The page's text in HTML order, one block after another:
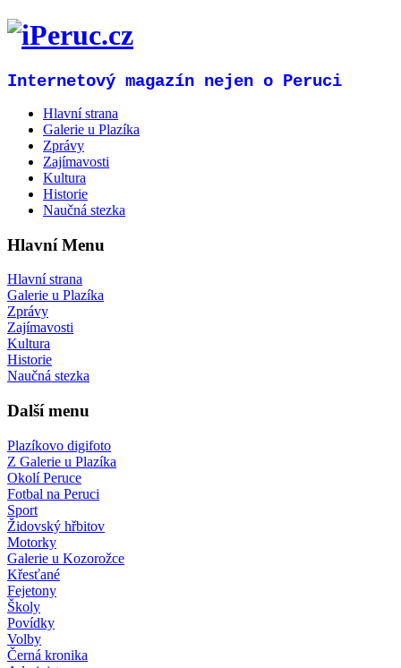
Internetový magazín nejen o Peruci
Hlavní strana
Galerie u Plazíka
Zprávy
Zajímavosti
Kultura
Historie
Naučná stezka
Hlavní Menu
Hlavní strana
Galerie u Plazíka
Zprávy
Zajímavosti
Kultura
Historie
Naučná stezka
Další menu
Plazíkovo digifoto
Z Galerie u Plazíka
Okolí Peruce
Fotbal na Peruci
Sport
Židovský hřbitov
Motorky
Galerie u Kozorožce
Křesťané
Fejetony
Školy
Povídky
Volby
Černá kronika